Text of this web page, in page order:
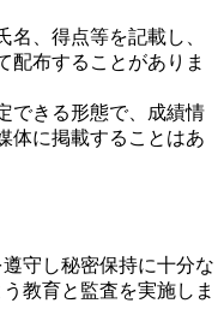
、得点等を記載し、
配布することがありま
できる形態で、成績情
体に掲載することはあ
守し秘密保持に十分な
教育と監査を実施しま